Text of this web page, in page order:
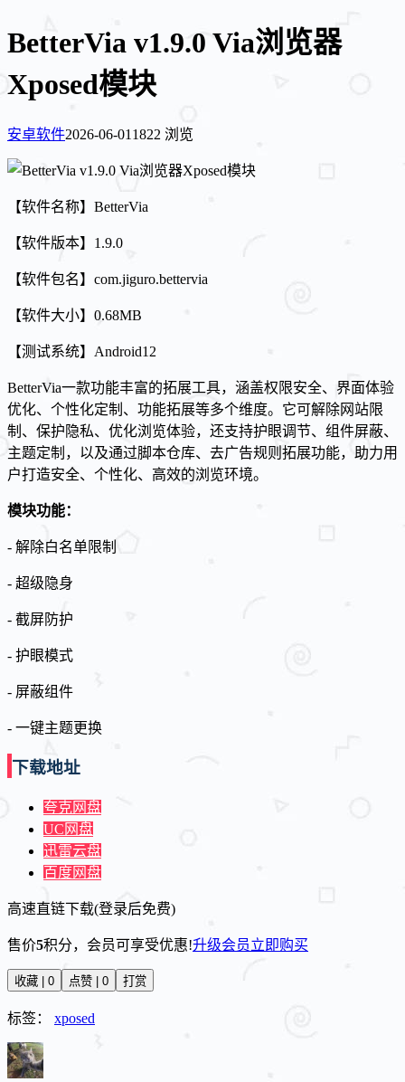
BetterVia v1.9.0 Via浏览器
Xposed模块
安卓软件2026-06-01 1822 浏览
【软件名称】BetterVia
【软件版本】1.9.0
【软件包名】com.jiguro.bettervia
【软件大小】0.68MB
【测试系统】Android12
BetterVia一款功能丰富的拓展工具，涵盖权限安全、界面体验
优化、个性化定制、功能拓展等多个维度。它可解除网站限
制、保护隐私、优化浏览体验，还支持护眼调节、组件屏蔽、
主题定制，以及通过脚本仓库、去广告规则拓展功能，助力用
户打造安全、个性化、高效的浏览环境。
模块功能：
- 解除白名单限制
- 超级隐身
- 截屏防护
- 护眼模式
- 屏蔽组件
- 一键主题更换
下载地址
夸克网盘
UC网盘
迅雷云盘
百度网盘
高速直链下载(登录后免费)
售价5积分，会员可享受优惠!升级会员立即购买
收藏 | 0 点赞 | 0 打赏
标签： xposed